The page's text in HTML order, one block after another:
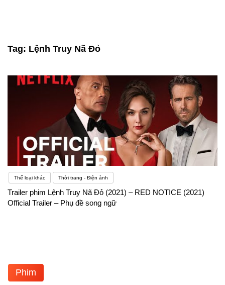
Tag: Lệnh Truy Nã Đỏ
Thể loại khác Thời trang - Điện ảnh
Trailer phim Lệnh Truy Nã Đỏ (2021) – RED NOTICE (2021)
Official Trailer – Phụ đề song ngữ
Phim